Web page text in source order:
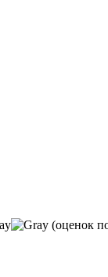
(оценок